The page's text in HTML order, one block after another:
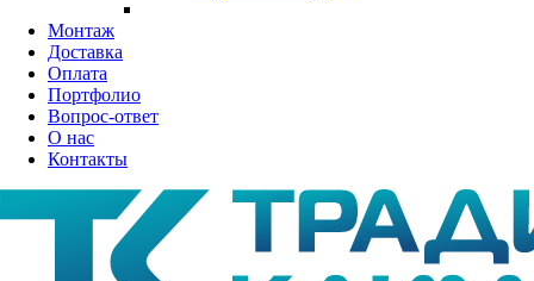
Монтаж
Доставка
Оплата
Портфолио
Вопрос-ответ
О нас
Контакты